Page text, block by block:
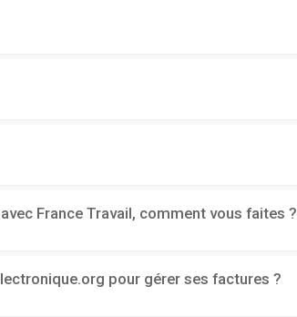
France Travail, comment vous faites ?
pour gérer ses factures ?